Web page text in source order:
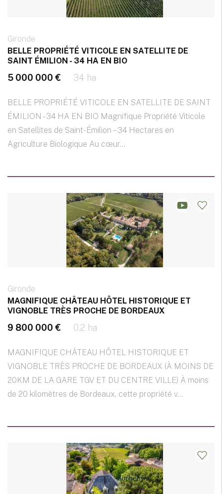
Gironde
BELLE PROPRIÉTÉ VITICOLE EN SATELLITE DE
SAINT ÉMILION - 34 HA EN BIO
5 000 000 € 34 ha
BELLE PROPRIÉTÉ VITICOLE EN SATELLITE DE SAINT
ÉMILION - 34 HA EN BIO Magnifique Propriété Viticole
en Satellites de Saint-Émilion – 34 Hectares en
Agriculture Biologique Au cœur...
Gironde
MAGNIFIQUE CHÂTEAU HÔTEL HISTORIQUE ET
VIGNOBLE TRÈS PROCHE DE BORDEAUX
9 800 000 € 0.2 ha
MAGNIFIQUE CHÂTEAU HÔTEL HISTORIQUE ET
VIGNOBLE TRÈS PROCHE DE BORDEAUX (À MOINS DE
20KM DE LA GARE TGV ET DU CENTRE VILLE) À moins
de 20 kilomètres de Bordeaux, cette propriété v...